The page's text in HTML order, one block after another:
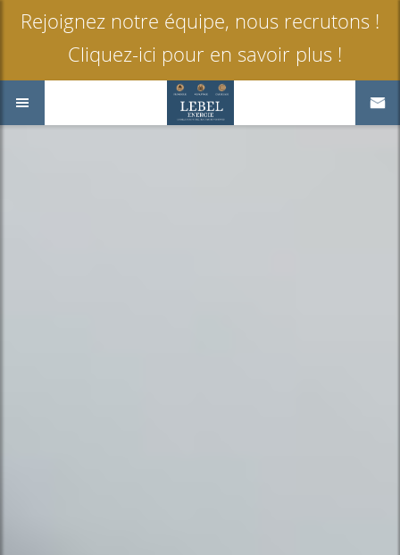
Rejoignez notre équipe, nous recrutons !
Cliquez-ici pour en savoir plus !